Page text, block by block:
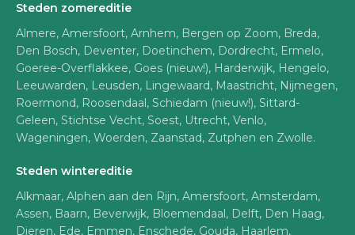
Steden zomereditie
Almere, Amersfoort, Arnhem, Bergen op Zoom, Breda,
Den Bosch, Deventer, Doetinchem, Dordrecht, Ermelo,
Goeree-Overflakkee, Goes (nieuw!), Harderwijk, Hengelo,
Leeuwarden, Leusden, Lingewaard, Maastricht, Nijmegen,
Roermond, Roosendaal, Schiedam (nieuw!), Sittard-
Geleen, Stichtse Vecht, Soest, Utrecht, Venlo,
Wageningen, Woerden, Zaanstad, Zutphen en Zwolle.
Steden wintereditie
Alkmaar, Alphen aan den Rijn, Amersfoort, Amsterdam,
Assen, Baarn, Beverwijk, Bloemendaal, Delft, Den Haag,
Dieren, Ede, Emmen, Enschede, Gouda, Haarlem,